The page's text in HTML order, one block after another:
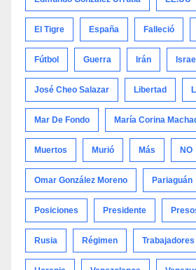
El Tigre España Falleció
Fútbol Guerra Irán Israel
José Cheo Salazar Libertad
Mar De Fondo María Corina
Muertos Murió Más NO
Omar González Moreno Pariaguán
Posiciones Presidente
Rusia Régimen Trabajadores